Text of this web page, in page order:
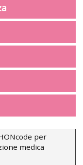
per
medica